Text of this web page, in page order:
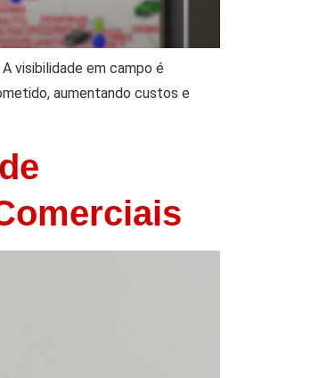
visibilidade em campo é
aumentando custos e